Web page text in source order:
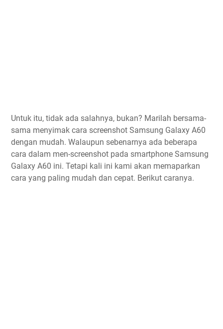
Untuk itu, tidak ada salahnya, bukan? Marilah bersama-
sama menyimak cara screenshot Samsung Galaxy A60
dengan mudah. Walaupun sebenarnya ada beberapa
cara dalam men-screenshot pada smartphone Samsung
Galaxy A60 ini. Tetapi kali ini kami akan memaparkan
cara yang paling mudah dan cepat. Berikut caranya.